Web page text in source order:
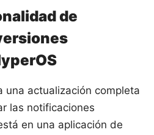
de
una actualización completa
las notificaciones
en una aplicación de